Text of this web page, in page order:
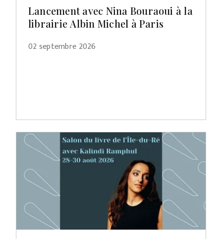
Lancement avec Nina Bouraoui à la
librairie Albin Michel à Paris
02 septembre 2026